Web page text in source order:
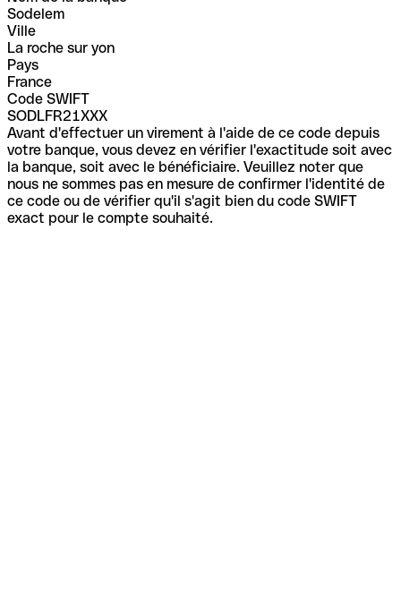
Sodelem
Ville
La roche sur yon
Pays
France
Code SWIFT
SODLFR21XXX
Avant d'effectuer un virement à l'aide de ce code depuis
votre banque, vous devez en vérifier l'exactitude soit avec
la banque, soit avec le bénéficiaire. Veuillez noter que
nous ne sommes pas en mesure de confirmer l'identité de
ce code ou de vérifier qu'il s'agit bien du code SWIFT
exact pour le compte souhaité.